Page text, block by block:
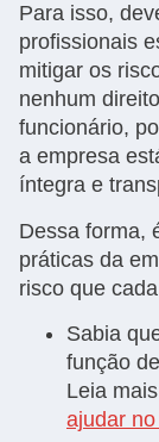
Para isso,
profissionais
mitigar os
nenhum
funcionário,
a empresa
íntegra e
Dessa forma,
práticas da
risco que
Sabia
função
Leia
ajudar